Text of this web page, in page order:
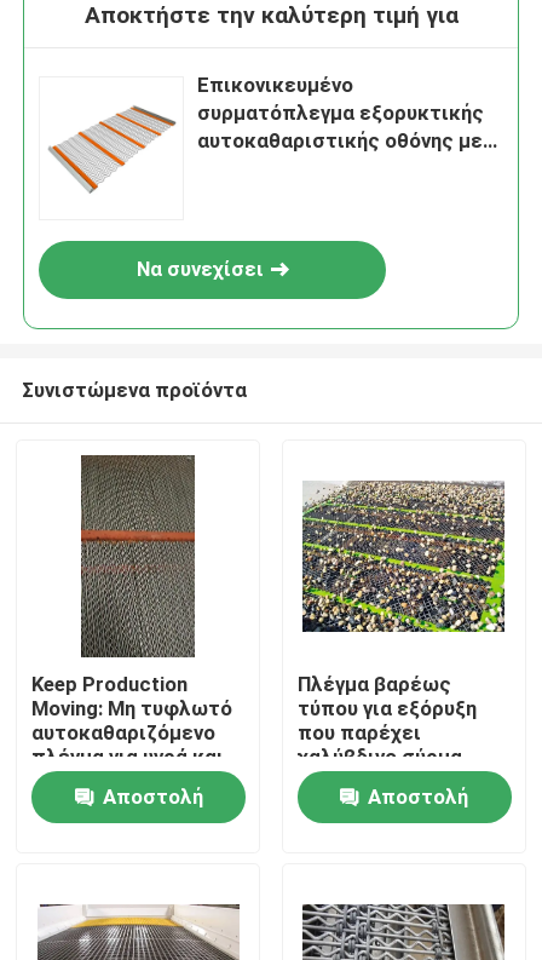
Σπίτι
Σχετικά με εμάς
Αποκτήστε την καλύτερη τιμή για
Επικονικευμένο
συρματόπλεγμα εξορυκτικής
αυτοκαθαριστικής οθόνης με
Να συνεχίσει
Συνιστώμενα προϊόντα
Keep Production
Moving: Μη τυφλωτό
αυτοκαθαριζόμενο
πλέγμα για υγρά και
κολλώδη υλικά
Αποστολή
Πλέγμα βαρέως
τύπου για εξόρυξη
που παρέχει
χαλύβδινο σύρμα
υψηλής αντοχής σε
εφελκυσμό και
αντοχής στη
Αποστολή